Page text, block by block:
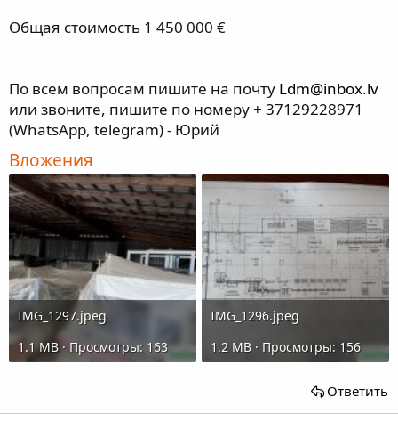
Общая стоимость 1 450 000 €
По всем вопросам пишите на почту Ldm@inbox.lv
или звоните, пишите по номеру + 37129228971
(WhatsApp, telegram) - Юрий
Вложения
IMG_1297.jpeg
1.1 MB · Просмотры: 163
IMG_1296.jpeg
1.2 MB · Просмотры: 156
Ответить